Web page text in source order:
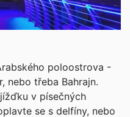
poloostrova -
nebo třeba Bahrajn.
v písečných
se s delfíny, nebo